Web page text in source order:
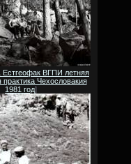
Естгеофак ВГПИ летняя
практика Чехословакия
1981 год]